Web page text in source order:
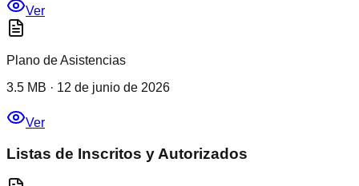
Ver
Plano de Asistencias
3.5 MB · 12 de junio de 2026
Ver
Listas de Inscritos y Autorizados